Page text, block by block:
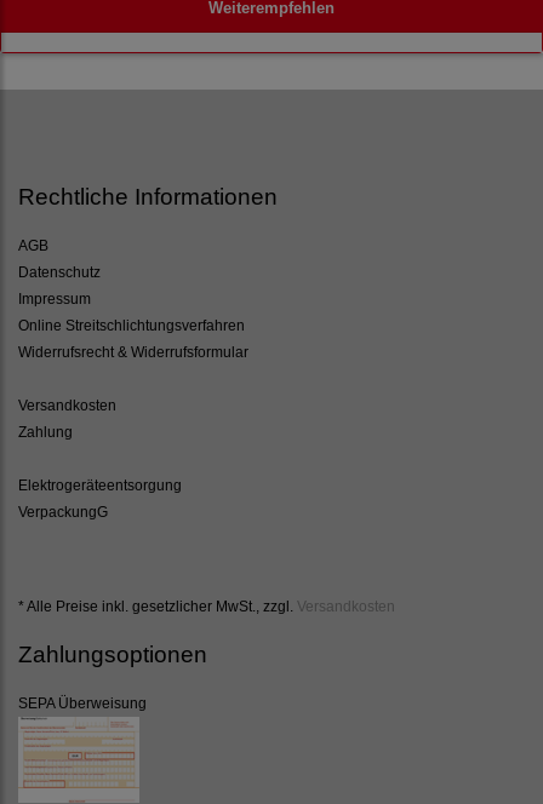
Weiterempfehlen
Rechtliche Informationen
AGB
Datenschutz
Impressum
Online Streitschlichtungsverfahren
Widerrufsrecht & Widerrufsformular
Versandkosten
Zahlung
Elektrogeräteentsorgung
VerpackungG
* Alle Preise inkl. gesetzlicher MwSt., zzgl. Versandkosten
Zahlungsoptionen
SEPA Überweisung